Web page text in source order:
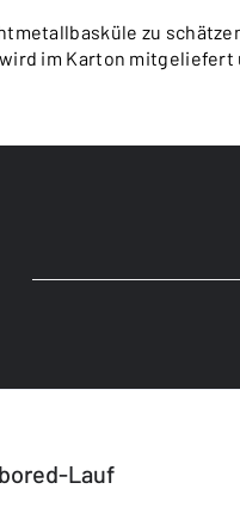
zu
im Karton
Lauf